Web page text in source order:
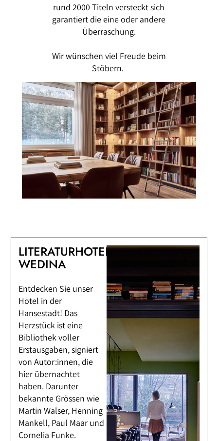
rund 2000 Titeln versteckt sich
garantiert die eine oder andere
Überraschung.
Wir wünschen viel Freude beim
Stöbern.
LITERATURHOTEL
WEDINA
Entdecken Sie unser
Hotel in der
Hansestadt! Das
Herzstück ist eine
Bibliothek voller
Erstausgaben, signiert
von Autor:innen, die
hier übernachtet
haben. Darunter
bekannte Grössen wie
Martin Walser, Henning
Mankell, Paul Maar und
Cornelia Funke.